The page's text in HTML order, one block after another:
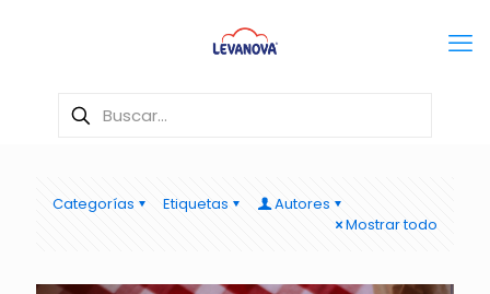
Categorías Etiquetas
Autores
Mostrar todo